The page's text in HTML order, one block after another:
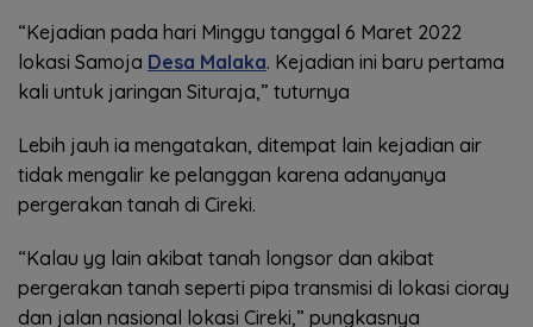
“Kejadian pada hari Minggu tanggal 6 Maret 2022
lokasi Samoja Desa Malaka. Kejadian ini baru pertama
kali untuk jaringan Situraja,” tuturnya
Lebih jauh ia mengatakan, ditempat lain kejadian air
tidak mengalir ke pelanggan karena adanyanya
pergerakan tanah di Cireki.
“Kalau yg lain akibat tanah longsor dan akibat
pergerakan tanah seperti pipa transmisi di lokasi cioray
dan jalan nasional lokasi Cireki,” pungkasnya